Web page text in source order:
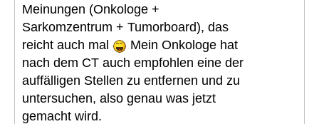
Meinungen (Onkologe +
Sarkomzentrum + Tumorboard), das
reicht auch mal
Mein Onkologe hat
nach dem CT auch empfohlen eine der
auffälligen Stellen zu entfernen und zu
untersuchen, also genau was jetzt
gemacht wird.